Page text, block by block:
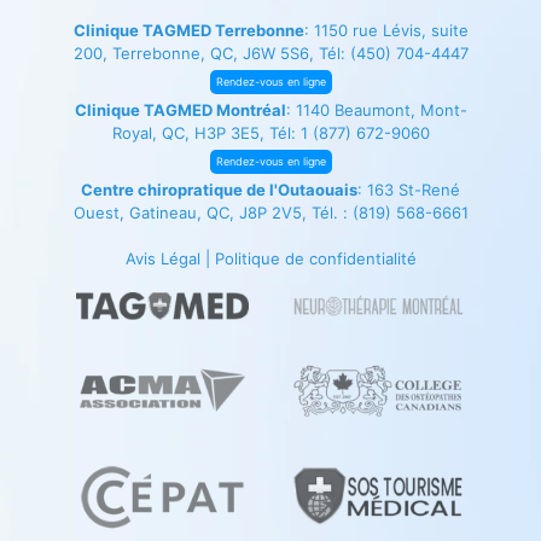
Clinique TAGMED Terrebonne: 1150 rue Lévis, suite
200, Terrebonne, QC, J6W 5S6, Tél: (450) 704-4447
Rendez-vous en ligne
Clinique TAGMED Montréal: 1140 Beaumont, Mont-
Royal, QC, H3P 3E5, Tél: 1 (877) 672-9060
Rendez-vous en ligne
Centre chiropratique de l'Outaouais: 163 St-René
Ouest, Gatineau, QC, J8P 2V5, Tél. : (819) 568-6661
Avis Légal Politique de confidentialité